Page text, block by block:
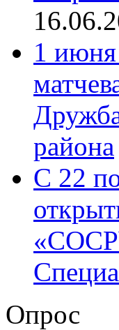
1
района
С 22
Опрос